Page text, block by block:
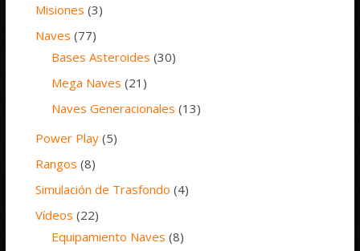
Misiones (3)
Naves (77)
Bases Asteroides (30)
Mega Naves (21)
Naves Generacionales (13)
Power Play (5)
Rangos (8)
Simulación de Trasfondo (4)
Vídeos (22)
Equipamiento Naves (8)